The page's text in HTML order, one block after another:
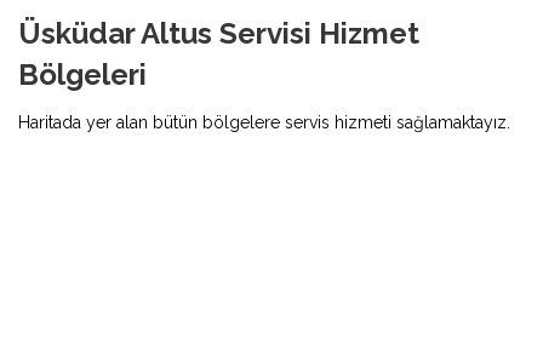
Üsküdar Altus Servisi Hizmet
Bölgeleri
Haritada yer alan bütün bölgelere servis hizmeti sağlamaktayız.